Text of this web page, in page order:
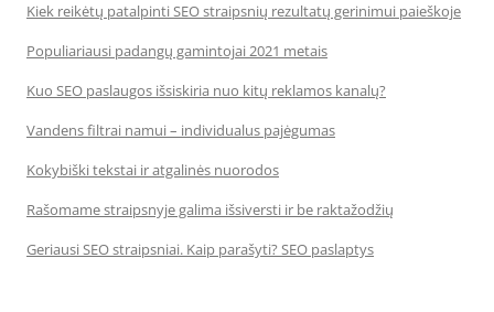
Kiek reikėtų patalpinti SEO straipsnių rezultatų gerinimui paieškoje
Populiariausi padangų gamintojai 2021 metais
Kuo SEO paslaugos išsiskiria nuo kitų reklamos kanalų?
Vandens filtrai namui – individualus pajėgumas
Kokybiški tekstai ir atgalinės nuorodos
Rašomame straipsnyje galima išsiversti ir be raktažodžių
Geriausi SEO straipsniai. Kaip parašyti? SEO paslaptys